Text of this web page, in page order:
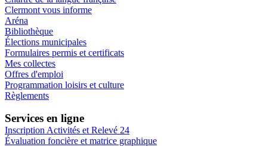
Clermont vous informe
Aréna
Bibliothèque
Élections municipales
Formulaires permis et certificats
Mes collectes
Offres d'emploi
Programmation loisirs et culture
Règlements
Services en ligne
Inscription Activités et Relevé 24
Évaluation foncière et matrice graphique